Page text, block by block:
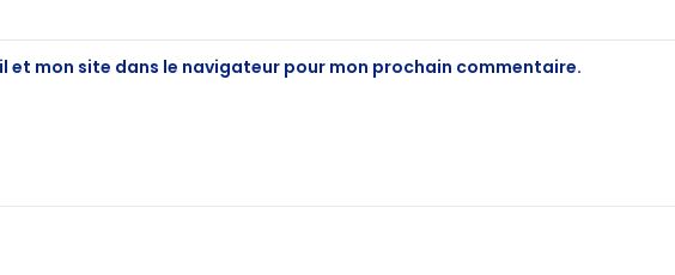
et mon site dans le navigateur pour mon prochain commentaire.